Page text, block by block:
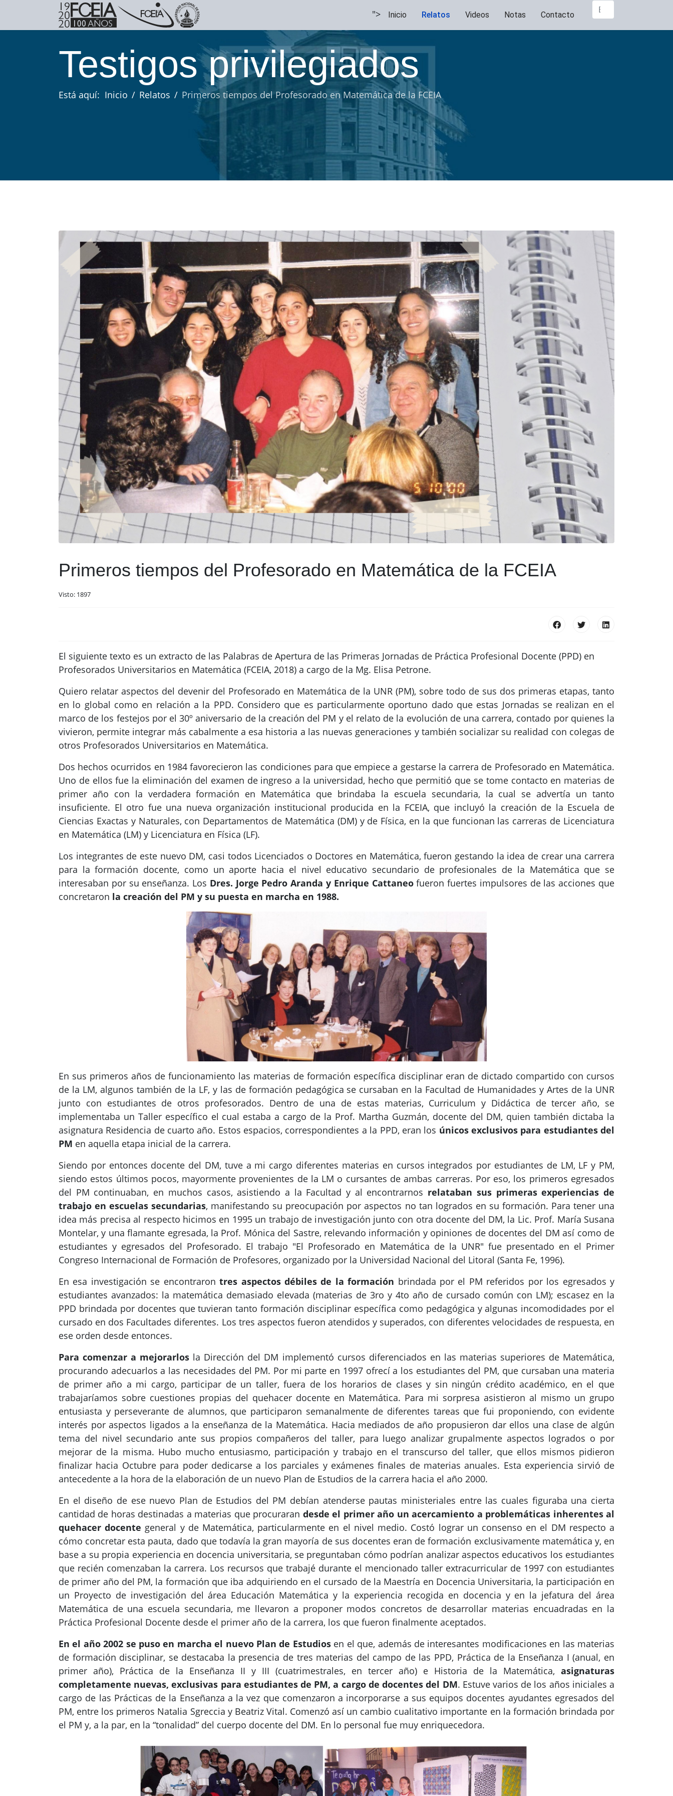
"> Inicio Relatos Videos Notas Contacto
Buscar...
Testigos privilegiados
Está aquí: Inicio Relatos Primeros tiempos del Profesorado en Matemática de la FCEIA
Primeros tiempos del Profesorado en Matemática de la FCEIA
Visto: 1897
El siguiente texto es un extracto de las Palabras de Apertura de las Primeras Jornadas de Práctica Profesional Docente (PPD) en
Profesorados Universitarios en Matemática (FCEIA, 2018) a cargo de la Mg. Elisa Petrone.
Quiero relatar aspectos del devenir del Profesorado en Matemática de la UNR (PM), sobre todo de sus dos primeras etapas, tanto
en lo global como en relación a la PPD. Considero que es particularmente oportuno dado que estas Jornadas se realizan en el
marco de los festejos por el 30º aniversario de la creación del PM y el relato de la evolución de una carrera, contado por quienes la
vivieron, permite integrar más cabalmente a esa historia a las nuevas generaciones y también socializar su realidad con colegas de
otros Profesorados Universitarios en Matemática.
Dos hechos ocurridos en 1984 favorecieron las condiciones para que empiece a gestarse la carrera de Profesorado en Matemática.
Uno de ellos fue la eliminación del examen de ingreso a la universidad, hecho que permitió que se tome contacto en materias de
primer año con la verdadera formación en Matemática que brindaba la escuela secundaria, la cual se advertía un tanto
insuficiente. El otro fue una nueva organización institucional producida en la FCEIA, que incluyó la creación de la Escuela de
Ciencias Exactas y Naturales, con Departamentos de Matemática (DM) y de Física, en la que funcionan las carreras de Licenciatura
en Matemática (LM) y Licenciatura en Física (LF).
Los integrantes de este nuevo DM, casi todos Licenciados o Doctores en Matemática, fueron gestando la idea de crear una carrera
para la formación docente, como un aporte hacia el nivel educativo secundario de profesionales de la Matemática que se
interesaban por su enseñanza. Los Dres. Jorge Pedro Aranda y Enrique Cattaneofueron fuertes impulsores de las acciones que
concretaron la creación del PM y su puesta en marcha en 1988.
En sus primeros años de funcionamiento las materias de formación específica disciplinar eran de dictado compartido con cursos
de la LM, algunos también de la LF, y las de formación pedagógica se cursaban en la Facultad de Humanidades y Artes de la UNR
junto con estudiantes de otros profesorados. Dentro de una de estas materias, Curriculum y Didáctica de tercer año, se
implementaba un Taller específico el cual estaba a cargo de la Prof. Martha Guzmán, docente del DM, quien también dictaba la
asignatura Residencia de cuarto año. Estos espacios, correspondientes a la PPD, eran los únicos exclusivos para estudiantes del
PM en aquella etapa inicial de la carrera.
Siendo por entonces docente del DM, tuve a mi cargo diferentes materias en cursos integrados por estudiantes de LM, LF y PM,
siendo estos últimos pocos, mayormente provenientes de la LM o cursantes de ambas carreras. Por eso, los primeros egresados
del PM continuaban, en muchos casos, asistiendo a la Facultad y al encontrarnos relataban sus primeras experiencias de
trabajo en escuelas secundarias, manifestando su preocupación por aspectos no tan logrados en su formación. Para tener una
idea más precisa al respecto hicimos en 1995 un trabajo de investigación junto con otra docente del DM, la Lic. Prof. María Susana
Montelar, y una flamante egresada, la Prof. Mónica del Sastre, relevando información y opiniones de docentes del DM así como de
estudiantes y egresados del Profesorado. El trabajo "El Profesorado en Matemática de la UNR" fue presentado en el Primer
Congreso Internacional de Formación de Profesores, organizado por la Universidad Nacional del Litoral (Santa Fe, 1996).
En esa investigación se encontrarontres aspectos débiles de la formación brindada por el PM referidos por los egresados y
estudiantes avanzados: la matemática demasiado elevada (materias de 3ro y 4to año de cursado común con LM); escasez en la
PPD brindada por docentes que tuvieran tanto formación disciplinar específica como pedagógica y algunas incomodidades por el
cursado en dos Facultades diferentes. Los tres aspectos fueron atendidos y superados, con diferentes velocidades de respuesta, en
ese orden desde entonces.
Para comenzar a mejorarlos la Dirección del DM implementó cursos diferenciados en las materias superiores de Matemática,
procurando adecuarlos a las necesidades del PM. Por mi parte en 1997 ofrecí a los estudiantes del PM, que cursaban una materia
de primer año a mi cargo, participar de un taller, fuera de los horarios de clases y sin ningún crédito académico, en el que
trabajaríamos sobre cuestiones propias del quehacer docente en Matemática. Para mi sorpresa asistieron al mismo un grupo
entusiasta y perseverante de alumnos, que participaron semanalmente de diferentes tareas que fui proponiendo, con evidente
interés por aspectos ligados a la enseñanza de la Matemática. Hacia mediados de año propusieron dar ellos una clase de algún
tema del nivel secundario ante sus propios compañeros del taller, para luego analizar grupalmente aspectos logrados o por
mejorar de la misma. Hubo mucho entusiasmo, participación y trabajo en el transcurso del taller, que ellos mismos pidieron
finalizar hacia Octubre para poder dedicarse a los parciales y exámenes finales de materias anuales. Esta experiencia sirvió de
antecedente a la hora de la elaboración de un nuevo Plan de Estudios de la carrera hacia el año 2000.
En el diseño de ese nuevo Plan de Estudios del PM debían atenderse pautas ministeriales entre las cuales figuraba una cierta
cantidad de horas destinadas a materias que procuraran desde el primer año un acercamiento a problemáticas inherentes al
quehacer docente general y de Matemática, particularmente en el nivel medio. Costó lograr un consenso en el DM respecto a
cómo concretar esta pauta, dado que todavía la gran mayoría de sus docentes eran de formación exclusivamente matemática y, en
base a su propia experiencia en docencia universitaria, se preguntaban cómo podrían analizar aspectos educativos los estudiantes
que recién comenzaban la carrera. Los recursos que trabajé durante el mencionado taller extracurricular de 1997 con estudiantes
de primer año del PM, la formación que iba adquiriendo en el cursado de la Maestría en Docencia Universitaria, la participación en
un Proyecto de investigación del área Educación Matemática y la experiencia recogida en docencia y en la jefatura del área
Matemática de una escuela secundaria, me llevaron a proponer modos concretos de desarrollar materias encuadradas en la
Práctica Profesional Docente desde el primer año de la carrera, los que fueron finalmente aceptados.
En el año 2002 se puso en marcha el nuevo Plan de Estudiosen el que, además de interesantes modificaciones en las materias
de formación disciplinar, se destacaba la presencia de tres materias del campo de las PPD, Práctica de la Enseñanza I (anual, en
primer año), Práctica de la Enseñanza II y III (cuatrimestrales, en tercer año) e Historia de la Matemática, asignaturas
completamente nuevas, exclusivas para estudiantes de PM, a cargo de docentes del DM. Estuve varios de los años iniciales a
cargo de las Prácticas de la Enseñanza a la vez que comenzaron a incorporarse a sus equipos docentes ayudantes egresados del
PM, entre los primeros Natalia Sgreccia y Beatriz Vital. Comenzó así un cambio cualitativo importante en la formación brindada por
el PM y, a la par, en la “tonalidad” del cuerpo docente del DM. En lo personal fue muy enriquecedora.